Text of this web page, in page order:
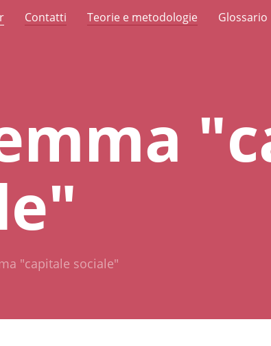
Contatti Teorie e metodologie Glossario
"capitale sociale"